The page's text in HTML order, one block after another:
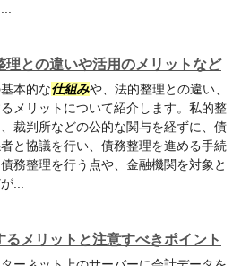
理との違いや活用のメリットなど
本的な仕組みや、法的整理との違い、
メリットについて紹介します。私的整
裁判所などの公的な関与を経ずに、債
と協議を行い、債務整理を進める手続
務整理を行う点や、金融機関を対象と
...
るメリットと注意すべきポイント